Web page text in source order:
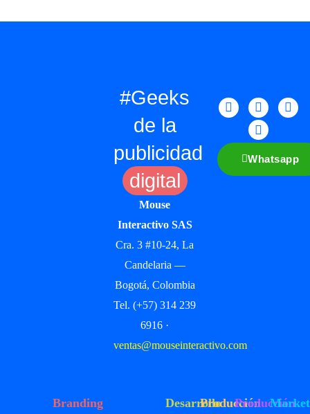
#Geeks
de la
publicidad
digital
Mouse
Interactivo SAS
Cra. 3 #10-24, La
Candelaria —
Bogotá, Colombia
Tel. (+57) 314 239
6916 ·
ventas@mouseinteractivo.com
Whatsapp
Branding
DesarrolloProducciónProducción